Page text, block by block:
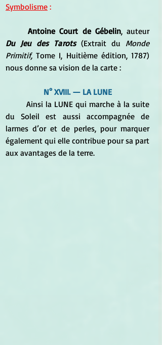
Symbolisme :
Antoine Court de Gébelin
, auteur
Du Jeu des Tarots (Extrait du Monde
Primitif, Tome I, Huitième édition, 1787)
nous donne sa vision de la carte :
N° XVIII. — LA LUNE
du Soleil est aussi accompagnée de
larmes d’or et de perles, pour marquer
également qui elle contribue pour sa part
aux avantages de la terre.